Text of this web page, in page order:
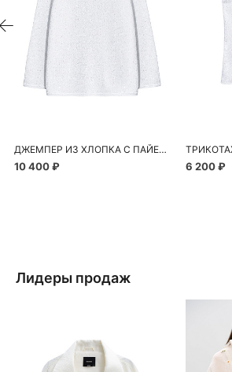
ДЖЕМПЕР ИЗ ХЛОПКА С ПАЙЕТКАМИ И ЛЮРЕКСОМ
10 400 ₽ 6 200 ₽
Лидеры продаж